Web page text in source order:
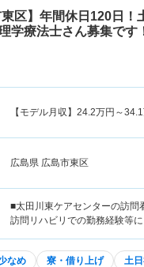
東区】年間休日120日
学療法士さん募集です
【モデル月収】 24.2万円～34.1
広島県 広島市東区
■太田川東ケアセンターの訪
訪問リハビリでの勤務経験等
なめ 寮・借り上げ 土